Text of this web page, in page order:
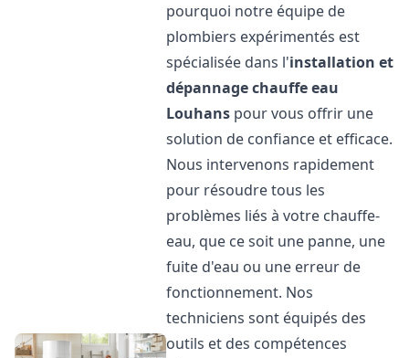
pourquoi notre équipe de
plombiers expérimentés est
spécialisée dans l'installation et
dépannage chauffe eau
Louhans pour vous offrir une
solution de confiance et efficace.
Nous intervenons rapidement
pour résoudre tous les
problèmes liés à votre chauffe-
eau, que ce soit une panne, une
fuite d'eau ou une erreur de
fonctionnement. Nos
techniciens sont équipés des
outils et des compétences